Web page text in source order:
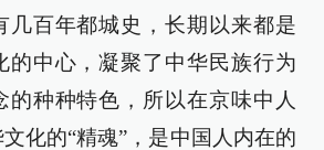
几百年都城史，长期以来都是
的中心，凝聚了中华民族行为
的种种特色，所以在京味中人
化的“精魂”，是中国人内在的